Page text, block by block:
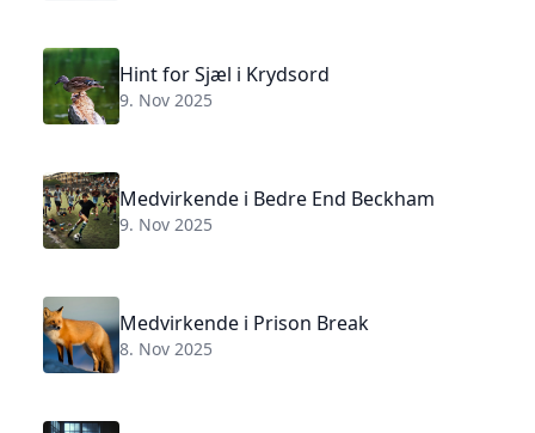
Hint for Sjæl i Krydsord
9. Nov 2025
Medvirkende i Bedre End Beckham
9. Nov 2025
Medvirkende i Prison Break
8. Nov 2025